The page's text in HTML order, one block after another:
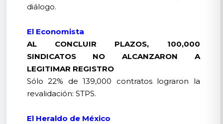
diálogo.
El Economista
AL CONCLUIR PLAZOS, 100,000
SINDICATOS NO ALCANZARON A
LEGITIMAR REGISTRO
Sólo 22% de 139,000 contratos lograron la
revalidación: STPS.
El Heraldo de México